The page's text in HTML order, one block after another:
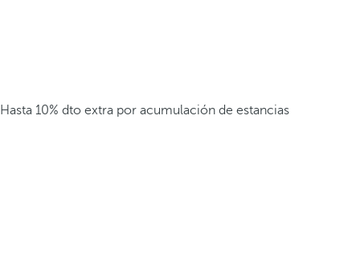
Hasta 10% dto extra por acumulación de estancias